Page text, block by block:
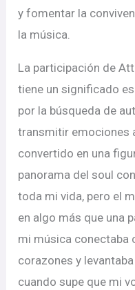
y fomentar la
la música.
La participación de
tiene un significado
por la búsqueda de
transmitir emociones
convertido en una
panorama del soul
toda mi vida, pero el
en algo más que una
mi música conectaba
corazones y
cuando supe que mi